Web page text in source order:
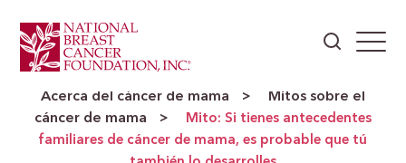
Acerca del cáncer de mama >
Mitos sobre el
cáncer de mama
>
Mito: Si tienes antecedentes
familiares de cáncer de mama, es probable que tú